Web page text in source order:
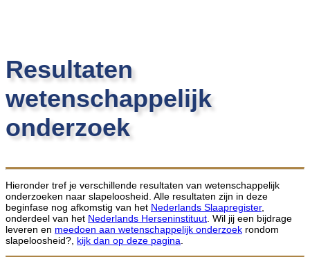
Resultaten
wetenschappelijk
onderzoek
Hieronder tref je verschillende resultaten van wetenschappelijk
onderzoeken naar slapeloosheid. Alle resultaten zijn in deze
beginfase nog afkomstig van het Nederlands Slaapregister,
onderdeel van het Nederlands Herseninstituut . Wil jij een bijdrage
leveren en meedoen aan wetenschappelijk onderzoek rondom
slapeloosheid?, kijk dan op deze pagina